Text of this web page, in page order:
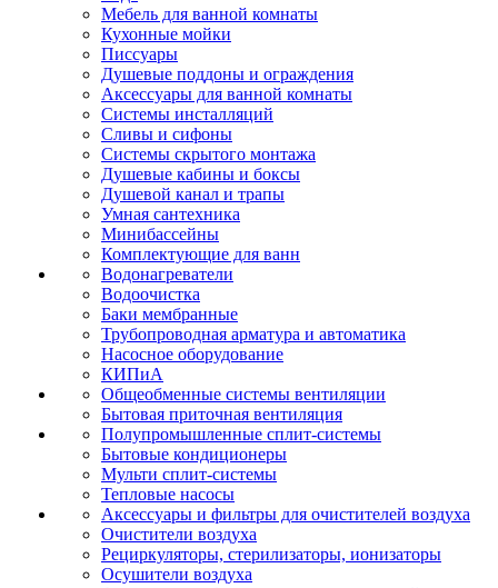
Мебель для ванной комнаты
Кухонные мойки
Писсуары
Душевые поддоны и ограждения
Аксессуары для ванной комнаты
Системы инсталляций
Сливы и сифоны
Системы скрытого монтажа
Душевые кабины и боксы
Душевой канал и трапы
Умная сантехника
Минибассейны
Комплектующие для ванн
Водонагреватели
Водоочистка
Баки мембранные
Трубопроводная арматура и автоматика
Насосное оборудование
КИПиА
Общеобменные системы вентиляции
Бытовая приточная вентиляция
Полупромышленные сплит-системы
Бытовые кондиционеры
Мульти сплит-системы
Тепловые насосы
Аксессуары и фильтры для очистителей воздуха
Очистители воздуха
Рециркуляторы, стерилизаторы, ионизаторы
Осушители воздуха